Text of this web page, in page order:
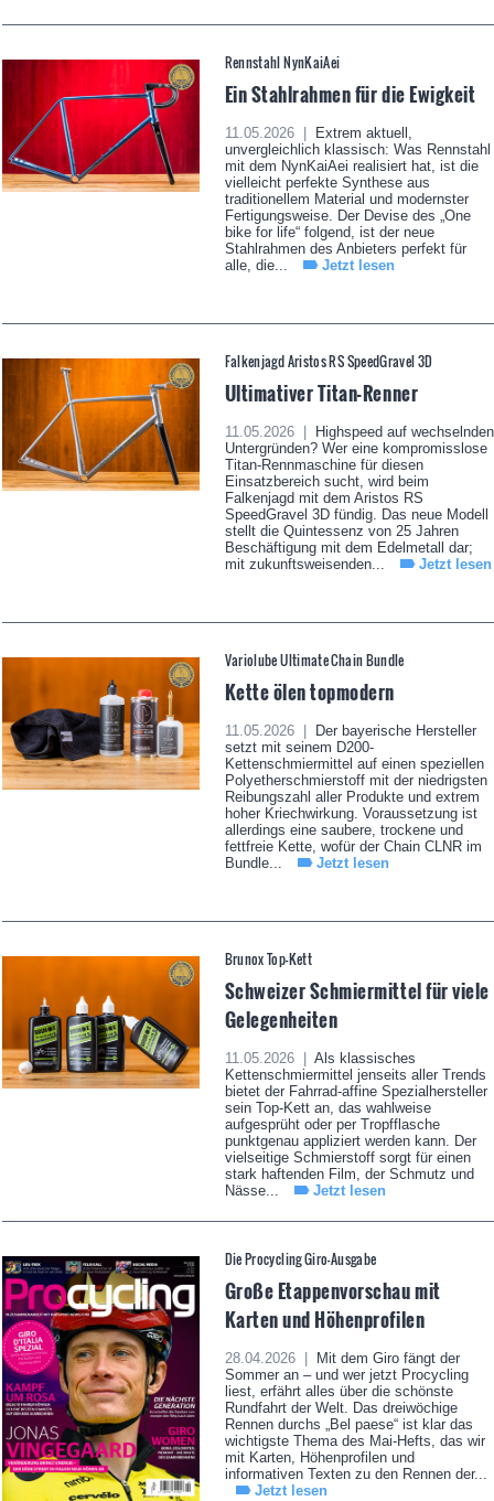
Rennstahl NynKaiAei
Ein Stahlrahmen für die Ewigkeit
11.05.2026 |
Extrem aktuell,
unvergleichlich klassisch: Was Rennstahl
mit dem NynKaiAei realisiert hat, ist die
vielleicht perfekte Synthese aus
traditionellem Material und modernster
Fertigungsweise. Der Devise des „One
bike for life“ folgend, ist der neue
Stahlrahmen des Anbieters perfekt für
alle, die...
Jetzt lesen
Falkenjagd Aristos RS SpeedGravel 3D
Ultimativer Titan-Renner
11.05.2026 |
Highspeed auf wechselnden
Untergründen? Wer eine kompromisslose
Titan-Rennmaschine für diesen
Einsatzbereich sucht, wird beim
Falkenjagd mit dem Aristos RS
SpeedGravel 3D fündig. Das neue Modell
stellt die Quintessenz von 25 Jahren
Beschäftigung mit dem Edelmetall dar;
mit zukunftsweisenden...
Jetzt lesen
Variolube Ultimate Chain Bundle
Kette ölen topmodern
11.05.2026 |
Der bayerische Hersteller
setzt mit seinem D200-
Kettenschmiermittel auf einen speziellen
Polyetherschmierstoff mit der niedrigsten
Reibungszahl aller Produkte und extrem
hoher Kriechwirkung. Voraussetzung ist
allerdings eine saubere, trockene und
fettfreie Kette, wofür der Chain CLNR im
Bundle...
Jetzt lesen
Brunox Top-Kett
Schweizer Schmiermittel für viele
Gelegenheiten
11.05.2026 |
Als klassisches
Kettenschmiermittel jenseits aller Trends
bietet der Fahrrad-affine Spezialhersteller
sein Top-Kett an, das wahlweise
aufgesprüht oder per Tropfflasche
punktgenau appliziert werden kann. Der
vielseitige Schmierstoff sorgt für einen
stark haftenden Film, der Schmutz und
Nässe...
Jetzt lesen
Die Procycling Giro-Ausgabe
Große Etappenvorschau mit
Karten und Höhenprofilen
28.04.2026 |
Mit dem Giro fängt der
Sommer an – und wer jetzt Procycling
liest, erfährt alles über die schönste
Rundfahrt der Welt. Das dreiwöchige
Rennen durchs „Bel paese“ ist klar das
wichtigste Thema des Mai-Hefts, das wir
mit Karten, Höhenprofilen und
informativen Texten zu den Rennen der...
Jetzt lesen